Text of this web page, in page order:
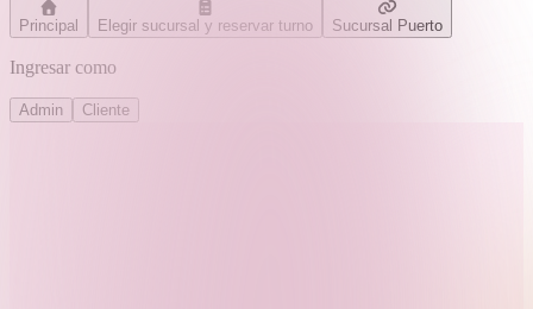
Principal Elegir sucursal y reservar turno Sucursal Puerto
Ingresar como
Admin Cliente